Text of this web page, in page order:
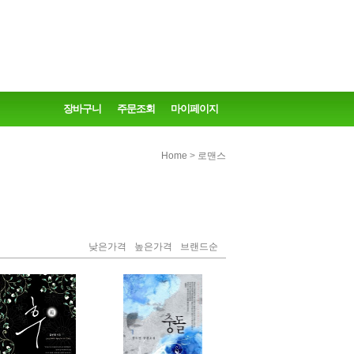
장바구니 주문조회 마이페이지
Home > 로맨스
낮은가격 높은가격 브랜드순